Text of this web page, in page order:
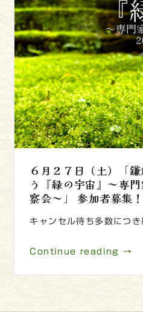
６月２７日（土）「
う『緑の宇宙』～専
察会～」 参加者募集！
キャンセル待ち多数につ
Continue reading →